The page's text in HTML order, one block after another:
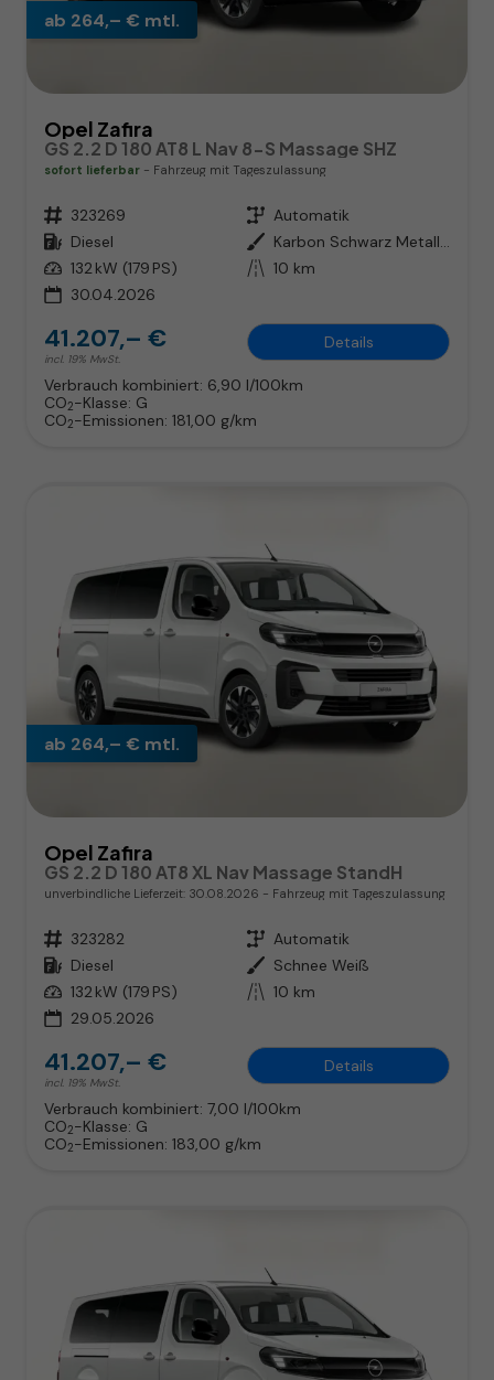
ab 264,– € mtl.
Opel Zafira
GS 2.2 D 180 AT8 L Nav 8-S Massage SHZ
sofort lieferbar Fahrzeug mit Tageszulassung
Fahrzeugnr. 323269 Getriebe Automatik
Kraftstoff Diesel Außenfarbe
Karbon Schwarz Metallic
Leistung 132 kW (179 PS) Kilometerstand 10 km
30.04.2026
41.207,– €
incl. 19% MwSt.
Details
Verbrauch kombiniert: 6,90 l/100km
CO2-Klasse: G
CO2-Emissionen: 181,00 g/km
ab 264,– € mtl.
Opel Zafira
GS 2.2 D 180 AT8 XL Nav Massage StandH
unverbindliche Lieferzeit: 30.08.2026 Fahrzeug mit Tageszulassung
Fahrzeugnr. 323282 Getriebe Automatik
Kraftstoff Diesel Außenfarbe Schnee Weiß
Leistung 132 kW (179 PS) Kilometerstand 10 km
29.05.2026
41.207,– €
incl. 19% MwSt.
Details
Verbrauch kombiniert: 7,00 l/100km
CO2-Klasse: G
CO2-Emissionen: 183,00 g/km